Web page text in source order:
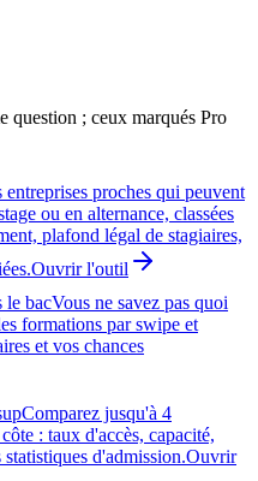
question ; ceux marqués Pro
entreprises proches qui peuvent
ou en alternance, classées
plafond légal de stagiaires,
Ouvrir l'outil
le bacVous ne savez pas quoi
formations par swipe et
et vos chances
Comparez jusqu'à 4
: taux d'accès, capacité,
d'admission.Ouvrir